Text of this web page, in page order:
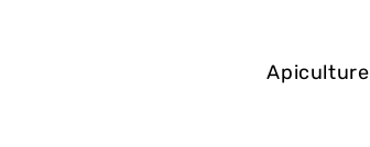
Apiculture